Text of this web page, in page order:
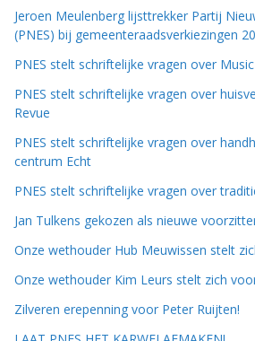
Jeroen Meulenberg lijsttrekker Partij
(PNES) bij gemeenteraadsverkiezingen
PNES stelt schriftelijke vragen over
PNES stelt schriftelijke vragen over
Revue
PNES stelt schriftelijke vragen over
centrum Echt
PNES stelt schriftelijke vragen over
Jan Tulkens gekozen als nieuwe
Onze wethouder Hub Meuwissen stelt
Onze wethouder Kim Leurs stelt zich
Zilveren erepenning voor Peter Ruijten!